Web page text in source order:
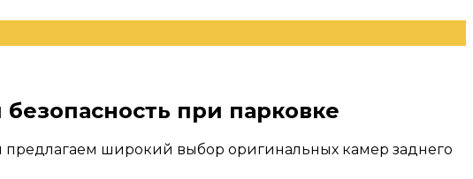
при парковке
широкий выбор оригинальных камер заднего